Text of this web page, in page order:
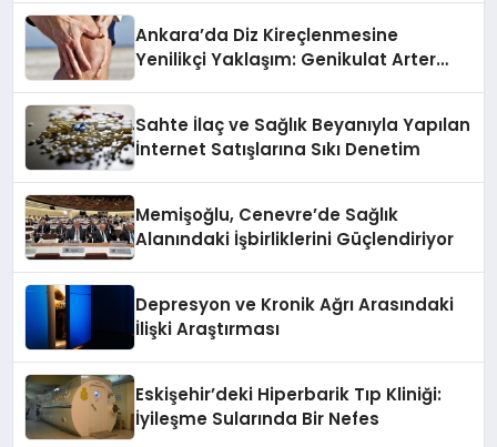
Ankara’da Diz Kireçlenmesine
Yenilikçi Yaklaşım: Genikulat Arter
Sahte İlaç ve Sağlık Beyanıyla Yapılan
İnternet Satışlarına Sıkı Denetim
Memişoğlu, Cenevre’de Sağlık
Alanındaki İşbirliklerini Güçlendiriyor
Depresyon ve Kronik Ağrı Arasındaki
İlişki Araştırması
Eskişehir’deki Hiperbarik Tıp Kliniği:
İyileşme Sularında Bir Nefes